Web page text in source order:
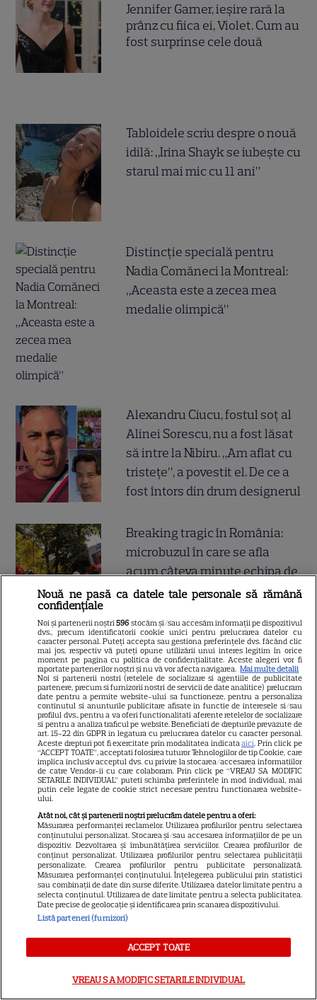
Jennifer Garner, ieșire rară la
prânz cu fiica ei, Violet. Cum au
fost surprinse cele două
Tabloidele scriu despre o nouă
idilă: „Irina Shayk se iubește cu
starul mai mic cu 11 ani”
Distincție specială pentru
Nadia Comăneci la Montreal:
„Aceasta este a zecea mea
medalie olimpică”
Alexandru Ciucu, fostul soț al
Alinei Sorescu, nu a fost lăsat
să intre la Nibiru. „Am aflat cu
tristețe”, a povestit el. De ce a
fost întors din drum designerul
Breaking tragic în România:
microbuzul în care se afla
acum câteva minute echipa de
fotbal din București, accident
sunt până acum
SERIALE
Nouă ne pasă ca datele tale personale să rămână
confidențiale
Noi și partenerii noștri596 stocăm și/sau accesăm informații pe dispozitivul
dvs., precum identificatorii cookie unici pentru prelucrarea datelor cu
caracter personal. Puteți accepta sau gestiona preferințele dvs. făcând clic
mai jos, respectiv vă puteți opune utilizării unui interes legitim în orice
moment pe pagina cu politica de confidențialitate. Aceste alegeri vor fi
raportate partenerilor noștri și nu vă vor afecta navigarea. Mai multe detalii
Noi si partenerii nostri (retelele de socializare si agentiile de publicitate
partenere, precum si furnizorii nostri de servicii de date analitice) prelucram
date pentru a permite website-ului sa functioneze, pentru a personaliza
continutul si anunturile publicitare afisate in functie de interesele si/sau
profilul dvs., pentru a va oferi functionalitati aferente retelelor de socializare
si pentru a analiza traficul pe website. Beneficiati de drepturile prevazute de
art. 15-22 din GDPR in legatura cu prelucrarea datelor cu caracter personal.
Aceste drepturi pot fi exercitate prin modalitatea indicataaici. Prin click pe
“ACCEPT TOATE”, acceptati folosirea tuturor Tehnologiilor de tip Cookie, care
implica inclusiv acceptul dvs. cu privire la stocarea/accesarea informatiilor
de catre Vendor-ii cu care colaboram. Prin click pe “VREAU SA MODIFIC
SETARILE INDIVIDUAL” puteti schimba preferintele in mod individual, mai
putin cele legate de cookie strict necesare pentru functionarea website-
ului.
Atât noi, cât și partenerii noștri prelucrăm datele pentru a oferi:
Măsurarea performanței reclamelor. Utilizarea profilurilor pentru selectarea
conținutului personalizat. Stocarea și/sau accesarea informațiilor de pe un
dispozitiv. Dezvoltarea și îmbunătățirea serviciilor. Crearea profilurilor de
conținut personalizat. Utilizarea profilurilor pentru selectarea publicității
personalizate. Crearea profilurilor pentru publicitate personalizată.
Măsurarea performanței conținutului. Înțelegerea publicului prin statistici
sau combinații de date din surse diferite. Utilizarea datelor limitate pentru a
selecta conținutul. Utilizarea de date limitate pentru a selecta publicitatea.
Date precise de geolocație și identificarea prin scanarea dispozitivului.
Listă parteneri (furnizori)
ACCEPT TOATE
VREAU SA MODIFIC SETARILE INDIVIDUAL